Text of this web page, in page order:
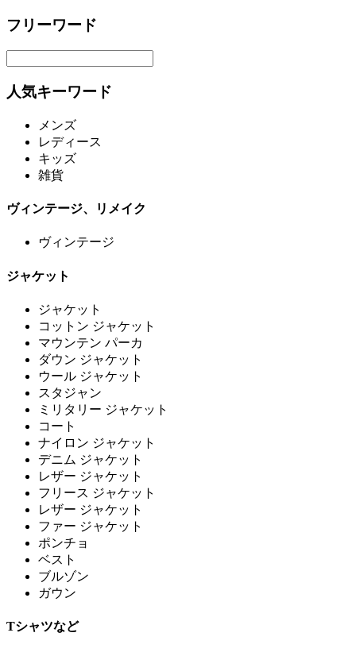
フリーワード
人気キーワード
メンズ
レディース
キッズ
雑貨
ヴィンテージ、リメイク
ヴィンテージ
ジャケット
ジャケット
コットン ジャケット
マウンテン パーカ
ダウン ジャケット
ウール ジャケット
スタジャン
ミリタリー ジャケット
コート
ナイロン ジャケット
デニム ジャケット
レザー ジャケット
フリース ジャケット
レザー ジャケット
ファー ジャケット
ポンチョ
ベスト
ブルゾン
ガウン
Tシャツなど